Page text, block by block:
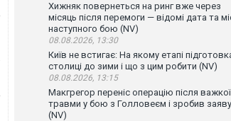
Хижняк повернеться на ринг вже через
місяць після перемоги — відомі дата та
наступного бою (NV)
08.08.2026, 13:30
Київ не встигає: На якому етапі
столиці до зими і що з цим робити (NV)
08.08.2026, 13:15
Макгрегор переніс операцію після важкої
травми у бою з Голловеєм і зробив заяву
(NV)